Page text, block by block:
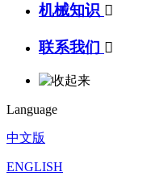
机械知识 
联系我们 
Language
中文版
ENGLISH